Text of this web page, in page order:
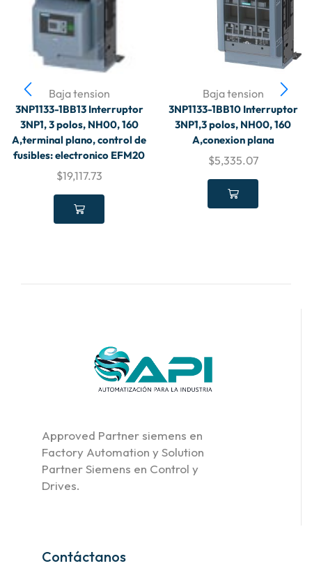
Baja tension
3NP1133-1BB13 Interruptor
3NP1, 3 polos, NH00, 160
A,terminal plano, control de
fusibles: electronico EFM20
$19,117.73
Baja tension
3NP1133-1BB10 Interruptor
3NP1,3 polos, NH00, 160
A,conexion plana
$5,335.07
Approved Partner siemens en
Factory Automation y Solution
Partner Siemens en Control y
Drives.
Contáctanos